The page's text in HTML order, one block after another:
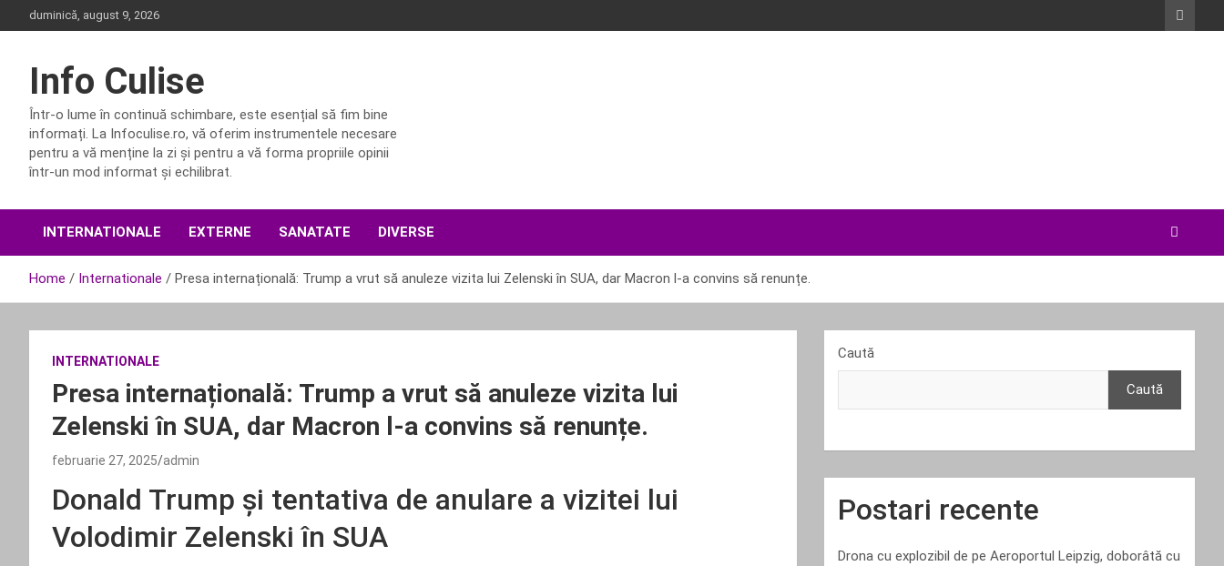
to
duminică, august 9, 2026
Info Culise
Într-o lume în continuă schimbare, este esențial să fim bine
informați. La Infoculise.ro, vă oferim instrumentele necesare
pentru a vă menține la zi și pentru a vă forma propriile opinii
într-un mod informat și echilibrat.
INTERNATIONALE EXTERNE SANATATE DIVERSE
Home Internationale Presa internațională: Trump a vrut să anuleze vizita lui Zelenski în SUA, dar Macron l-a convins să renunțe.
INTERNATIONALE
Presa internațională: Trump a vrut să anuleze vizita lui
Zelenski în SUA, dar Macron l-a convins să renunțe.
februarie 27, 2025 admin
Donald Trump și tentativa de anulare a vizitei lui
Volodimir Zelenski în SUA
Caută
Caută
Postari recente
Drona cu explozibil de pe Aeroportul Leipzig, doborâtă cu